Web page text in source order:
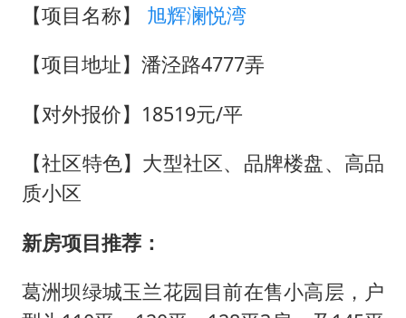
【项目名称】
旭辉澜悦湾
【项目地址】潘泾路4777弄
【对外报价】18519元/平
【社区特色】大型社区、品牌楼盘、高品
质小区
新房项目推荐：
葛洲坝绿城玉兰花园目前在售小高层，户